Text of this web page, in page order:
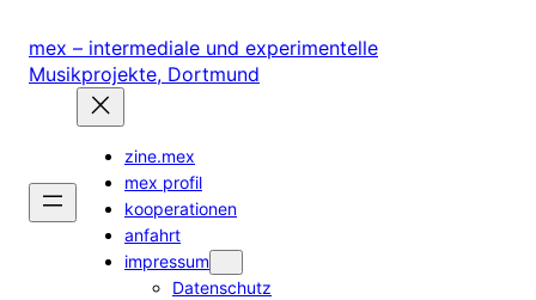
Inhalt
springen
mex – intermediale und experimentelle
Musikprojekte, Dortmund
zine.mex
mex profil
kooperationen
anfahrt
impressum
Datenschutz